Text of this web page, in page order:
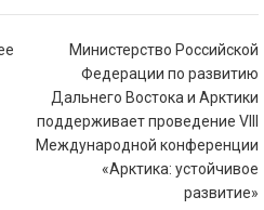
Министерство Российской
Федерации по развитию
Дальнего Востока и Арктики
поддерживает проведение VIII
Международной конференции
«Арктика: устойчивое
развитие»